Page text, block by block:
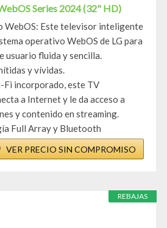
Series 2024 (32" HD)
WebOS: Este televisor inteligente
operativo WebOS de LG para
usuario fluida y sencilla.
y vívidas.
Fi incorporado, este TV
a Internet y le da acceso a
y contenido en streaming.
Full Array y Bluetooth
VER PRECIO SIN COMPROMISO
REBAJAS